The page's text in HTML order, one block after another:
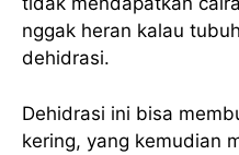
nggak heran kalau
dehidrasi.
Dehidrasi ini bisa
kering, yang kemudian